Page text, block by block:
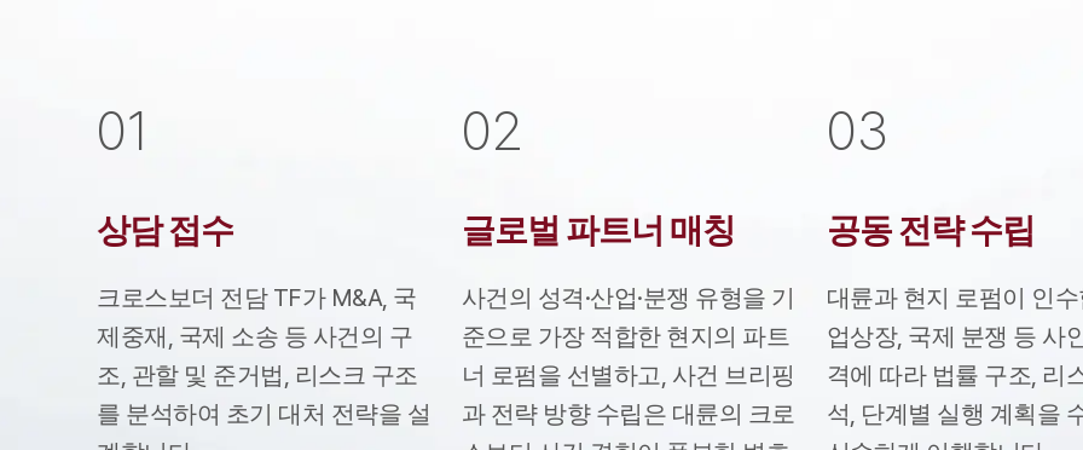
01
상담 접수
크로스보더 전담 TF가 M&A, 국
제중재, 국제 소송 등 사건의 구
조, 관할 및 준거법, 리스크 구조
를 분석하여 초기 대처 전략을 설
02
글로벌 파트너 매칭
사건의 성격·산업·분쟁 유형을 기
준으로 가장 적합한 현지의 파트
너 로펌을 선별하고, 사건 브리핑
과 전략 방향 수립은 대륜의 크로
03
공동 전략 수립
대륜과 현지 로펌이 인수
업상장, 국제 분쟁 등 사
격에 따라 법률 구조, 리
석, 단계별 실행 계획을